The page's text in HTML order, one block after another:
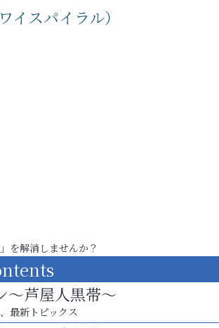
イスパイラル）
を解消しませんか？
～芦屋人黒帯～
最新トピックス